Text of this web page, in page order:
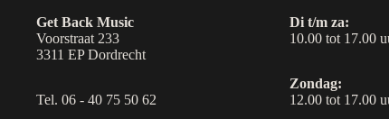
Get Back Music
Voorstraat 233
3311 EP Dordrecht
Tel. 06 - 40 75 50 62
Di t/m za:
10.00 tot 17.00
Zondag:
12.00 tot 17.00